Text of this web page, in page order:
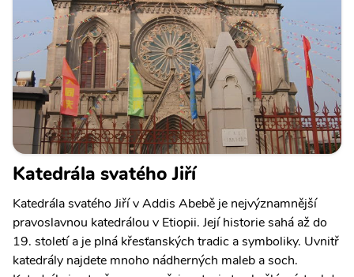
Katedrála svatého Jiří
Katedrála svatého Jiří v Addis Abebě je nejvýznamnější
pravoslavnou katedrálou v Etiopii. Její historie sahá až do
19. století a je plná křesťanských tradic a symboliky. Uvnitř
katedrály najdete mnoho nádherných maleb a soch.